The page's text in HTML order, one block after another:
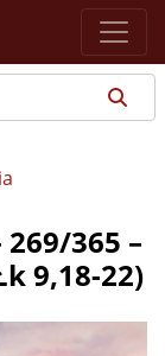
269/365 –
9,18-22)